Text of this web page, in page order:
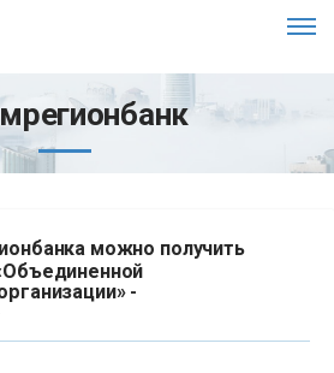
можно получить
-